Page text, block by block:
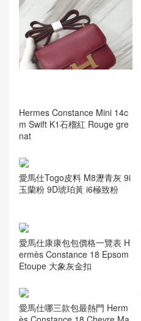
Hermes Constance Mini 14c
m Swift K1石榴紅 Rouge gre
nat
愛馬仕Togo皮料 M8瀝青灰 9i
玉蘭粉 9D琥珀黃 i6極致粉
愛馬仕康康包包價格一覽表 H
ermès Constance 18 Epsom
Etoupe 大象灰金扣
愛馬仕哪三款包最熱門 Herm